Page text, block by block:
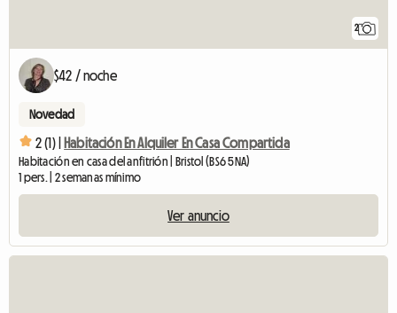
2
$42 / noche
Novedad
2 (1) | Habitación En Alquiler En Casa Compartida
Habitación en casa del anfitrión | Bristol (BS6 5NA)
1 pers. | 2 semanas mínimo
Ver anuncio